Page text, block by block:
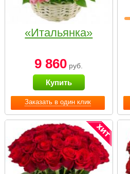
Заказать в один клик
«Итальянка»
9 860 руб.
Купить